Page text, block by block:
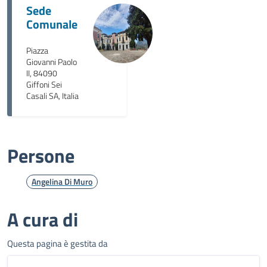
Sede
Comunale
Piazza
Giovanni Paolo
II, 84090
Giffoni Sei
Casali SA, Italia
Persone
Angelina Di Muro
A cura di
Questa pagina è gestita da